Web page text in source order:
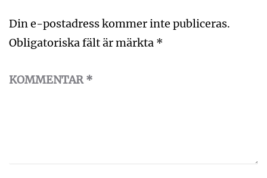
Din e-postadress kommer inte publiceras.
Obligatoriska fält är märkta *
KOMMENTAR*